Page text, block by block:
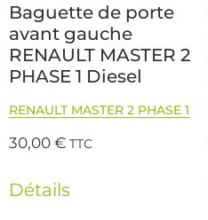
Baguette de porte
avant gauche
RENAULT MASTER 2
PHASE 1 Diesel
RENAULT MASTER 2 PHASE 1
30,00€ TTC
Détails